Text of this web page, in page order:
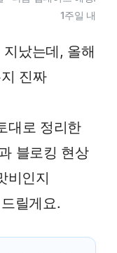
1주일 내
났는데, 올해
진짜
대로 정리한
블로킹 현상
비인지
릴게요.